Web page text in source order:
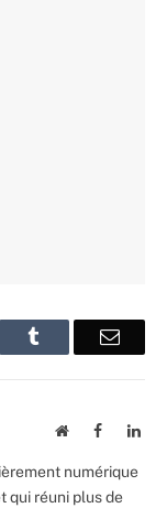
Email
WebsiteFacebook
numérique
qui réuni plus de